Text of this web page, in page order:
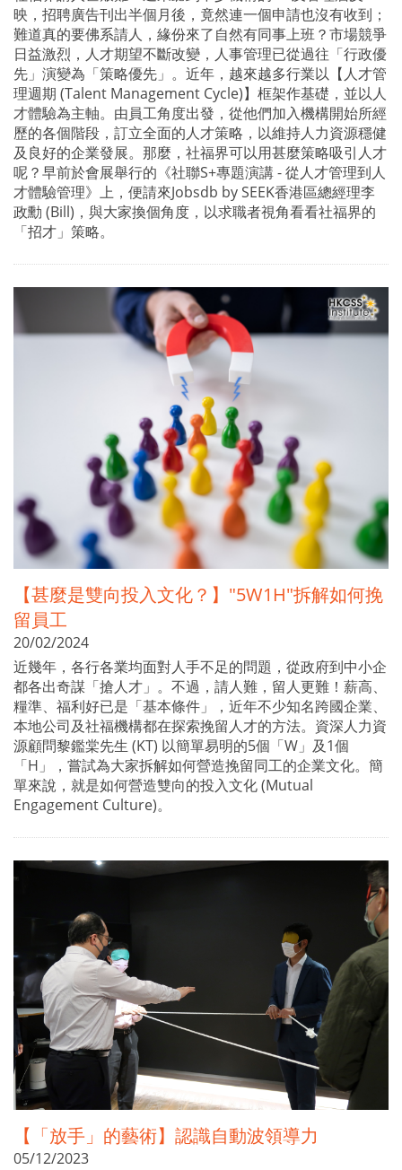
映，招聘廣告刊出半個月後，竟然連一個申請也沒有收到；
難道真的要佛系請人，緣份來了自然有同事上班？市場競爭
日益激烈，人才期望不斷改變，人事管理已從過往「行政優
先」演變為「策略優先」。近年，越來越多行業以【人才管
理週期 (Talent Management Cycle)】框架作基礎，並以人
才體驗為主軸。由員工角度出發，從他們加入機構開始所經
歷的各個階段，訂立全面的人才策略，以維持人力資源穩健
及良好的企業發展。那麼，社福界可以用甚麼策略吸引人才
呢？早前於會展舉行的《社聯S+專題演講 - 從人才管理到人
才體驗管理》上，便請來Jobsdb by SEEK香港區總經理李
政勳 (Bill)，與大家換個角度，以求職者視角看看社福界的
「招才」策略。
【甚麼是雙向投入文化？】"5W1H"拆解如何挽
留員工
20/02/2024
近幾年，各行各業均面對人手不足的問題，從政府到中小企
都各出奇謀「搶人才」。不過，請人難，留人更難！薪高、
糧準、福利好已是「基本條件」，近年不少知名跨國企業、
本地公司及社福機構都在探索挽留人才的方法。資深人力資
源顧問黎鑑棠先生 (KT) 以簡單易明的5個「W」及1個
「H」，嘗試為大家拆解如何營造挽留同工的企業文化。簡
單來說，就是如何營造雙向的投入文化 (Mutual
Engagement Culture)。
【「放手」的藝術】認識自動波領導力
05/12/2023